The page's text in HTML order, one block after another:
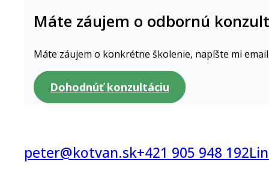
Máte záujem o odbornú
Máte záujem o konkrétne školenie, napíšte mi
Dohodnúť konzultáciu
peter@kotvan.sk+421 905 948 192